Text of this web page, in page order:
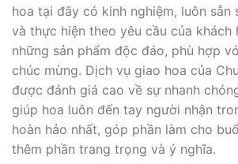
hoa tại đây có kinh nghiệm, luôn sẵn
và thực hiện theo yêu cầu của khách
những sản phẩm độc đáo, phù hợp
chúc mừng. Dịch vụ giao hoa của
được đánh giá cao về sự nhanh
giúp hoa luôn đến tay người nhận
hoàn hảo nhất, góp phần làm cho
thêm phần trang trọng và ý nghĩa.